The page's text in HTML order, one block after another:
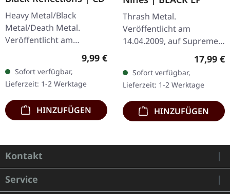
Heavy Metal/Black
Metal/Death Metal.
Veröffentlicht am
19.01.2002, auf Supreme
Chaos Records. CD im
Jewelcase. Neuauflage mit
neuem Artwork,…
Regulärer Preis:
9,99 €
Sofort verfügbar,
Lieferzeit: 1-2 Werktage
HINZUFÜGEN
Thrash Metal.
Veröffentlicht am
14.04.2009, auf Supreme
Chaos Records. Das neue,
intensive und kraftvolle
Album der dänischen
Thrash Metal Könige ist…
17,99 €
Sofort verfügbar,
Lieferzeit: 1-2 Werktage
HINZUFÜGEN
Kontakt
Service